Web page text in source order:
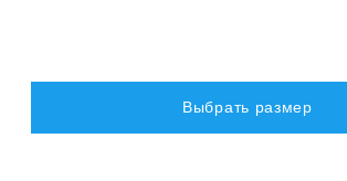
Выбрать размер